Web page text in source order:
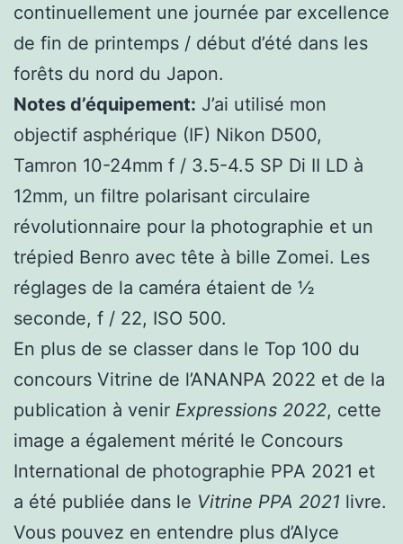
continuellement une journée par excellence
de fin de printemps / début d’été dans les
forêts du nord du Japon.
Notes d’équipement: J’ai utilisé mon
objectif asphérique (IF) Nikon D500,
Tamron 10-24mm f / 3.5-4.5 SP Di II LD à
12mm, un filtre polarisant circulaire
révolutionnaire pour la photographie et un
trépied Benro avec tête à bille Zomei. Les
réglages de la caméra étaient de ½
seconde, f / 22, ISO 500.
En plus de se classer dans le Top 100 du
concours Vitrine de l’ANANPA 2022 et de la
publication à venir Expressions 2022, cette
image a également mérité le Concours
International de photographie PPA 2021 et
a été publiée dans le Vitrine PPA 2021 livre.
Vous pouvez en entendre plus d’Alyce